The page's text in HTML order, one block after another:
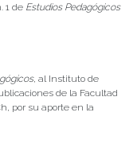
1 de Estudios Pedagógicos
, al Instituto de
de la Facultad
por su aporte en la